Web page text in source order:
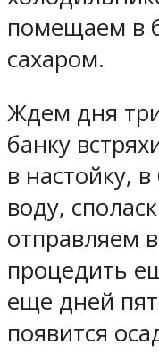
помещаем в
сахаром.
Ждем дня
банку
в настойку,
воду,
отправляем
процедить
еще дней
появится